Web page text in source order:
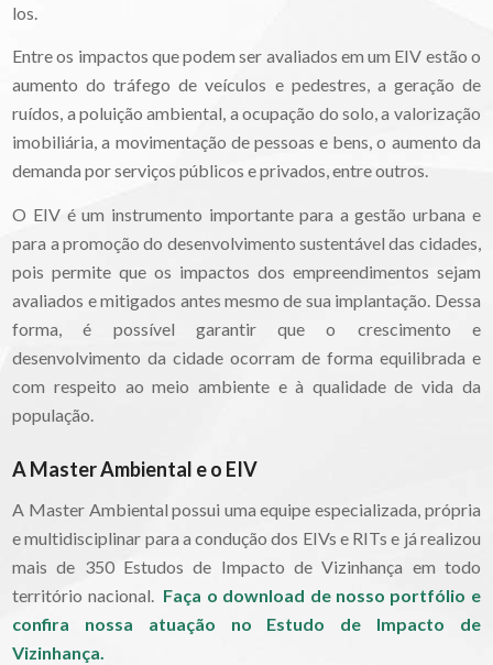
los.
Entre os impactos que podem ser avaliados em um EIV estão o
aumento do tráfego de veículos e pedestres, a geração de
ruídos, a poluição ambiental, a ocupação do solo, a valorização
imobiliária, a movimentação de pessoas e bens, o aumento da
demanda por serviços públicos e privados, entre outros.
O EIV é um instrumento importante para a gestão urbana e
para a promoção do desenvolvimento sustentável das cidades,
pois permite que os impactos dos empreendimentos sejam
avaliados e mitigados antes mesmo de sua implantação. Dessa
forma, é possível garantir que o crescimento e
desenvolvimento da cidade ocorram de forma equilibrada e
com respeito ao meio ambiente e à qualidade de vida da
população.
A Master Ambiental e o EIV
A Master Ambiental possui uma equipe especializada, própria
e multidisciplinar para a condução dos EIVs e RITs e já realizou
mais de 350 Estudos de Impacto de Vizinhança em todo
território nacional. Faça o download de nosso portfólio e
confira nossa atuação no Estudo de Impacto de
Vizinhança.